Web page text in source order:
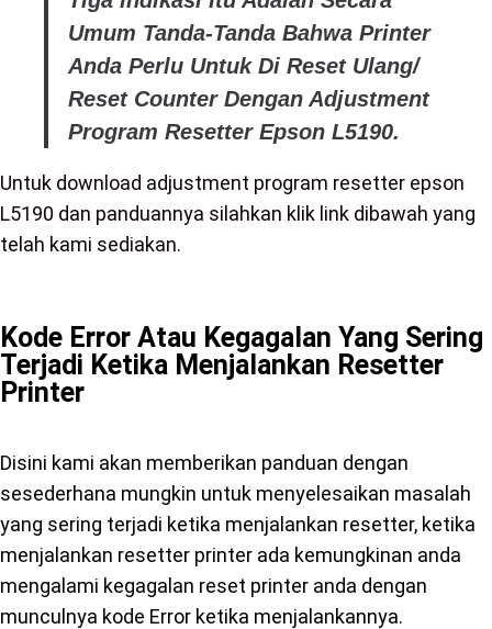
Umum Tanda-Tanda Bahwa Printer
Anda Perlu Untuk Di Reset Ulang/
Reset Counter Dengan Adjustment
Program Resetter Epson L5190.
Untuk download adjustment program resetter epson
L5190 dan panduannya silahkan klik link dibawah yang
telah kami sediakan.
Kode Error Atau Kegagalan Yang Sering
Terjadi Ketika Menjalankan Resetter
Printer
Disini kami akan memberikan panduan dengan
sesederhana mungkin untuk menyelesaikan masalah
yang sering terjadi ketika menjalankan resetter, ketika
menjalankan resetter printer ada kemungkinan anda
mengalami kegagalan reset printer anda dengan
munculnya kode Error ketika menjalankannya.